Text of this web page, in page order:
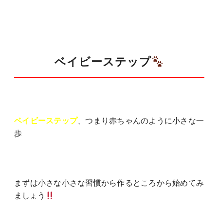
ベイビーステップ
ベイビーステップ、つまり赤ちゃんのように小さな一
歩
まずは小さな小さな習慣から作るところから始めてみ
ましょう